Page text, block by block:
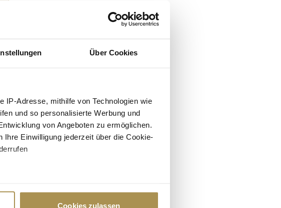
Über Cookies
IP-Adresse, mithilfe von Technologien wie
und so personalisierte Werbung und
von Angeboten zu ermöglichen.
Einwilligung jederzeit über die Cookie-
Cookies zulassen